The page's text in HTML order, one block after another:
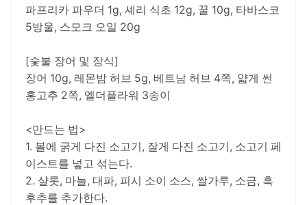
파프리카 파우더 1g, 셰리 식초 12g, 꿀 10g, 타바스코
5방울, 스모크 오일 20g
[숯불 장어 및 장식]
장어 10g, 레몬밤 허브 5g, 베트남 허브 4쪽, 얇게 썬
홍고추 2쪽, 엘더플라워 3송이
<만드는 법>
1. 볼에 굵게 다진 소고기, 잘게 다진 소고기, 소고기 페
이스트를 넣고 섞는다.
2. 샬롯, 마늘, 대파, 피시 소이 소스, 쌀가루, 소금, 흑
후추를 추가한다.